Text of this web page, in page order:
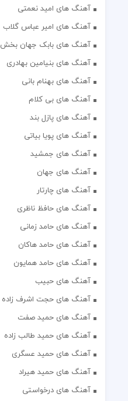
آهنگ های امید نعمتی
آهنگ های امیر عباس گلاب
آهنگ های بابک جهان بخش
آهنگ های بنیامین بهادری
آهنگ های بهنام بانی
آهنگ های بی کلام
آهنگ های پازل بند
آهنگ های پویا بیاتی
آهنگ های جمشید
آهنگ های جهان
آهنگ های چارتار
آهنگ های حافظ ناظری
آهنگ های حامد زمانی
آهنگ های حامد هاکان
آهنگ های حامد همایون
آهنگ های حبیب
آهنگ های حجت اشرف زاده
آهنگ های حمید صفت
آهنگ های حمید طالب زاده
آهنگ های حمید عسگری
آهنگ های حمید هیراد
آهنگ های درخواستی